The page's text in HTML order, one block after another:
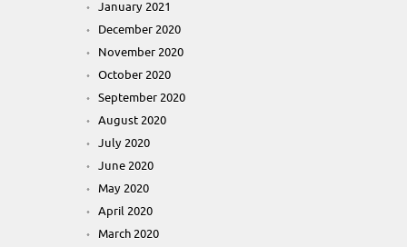
January 2021
December 2020
November 2020
October 2020
September 2020
August 2020
July 2020
June 2020
May 2020
April 2020
March 2020